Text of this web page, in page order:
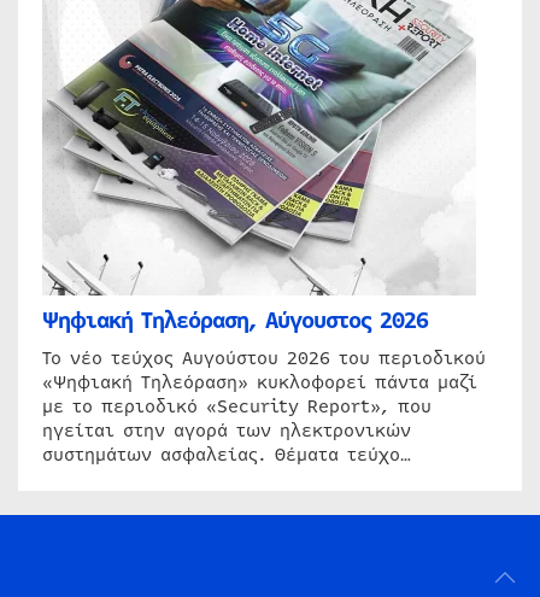
Ψηφιακή Τηλεόραση, Αύγουστος 2026
Το νέο τεύχος Αυγούστου 2026 του περιοδικού
«Ψηφιακή Τηλεόραση» κυκλοφορεί πάντα μαζί
με το περιοδικό «Security Report», που
ηγείται στην αγορά των ηλεκτρονικών
συστημάτων ασφαλείας. Θέματα τεύχο…